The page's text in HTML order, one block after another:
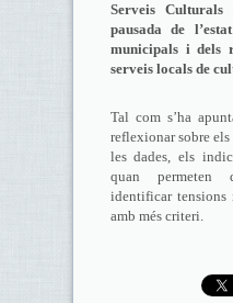
Serveis
pausada de
municipals i dels
serveis locals de
Tal com s’ha
reflexionar sobre
les dades, els
quan permeten
identificar tensions
amb més criteri.